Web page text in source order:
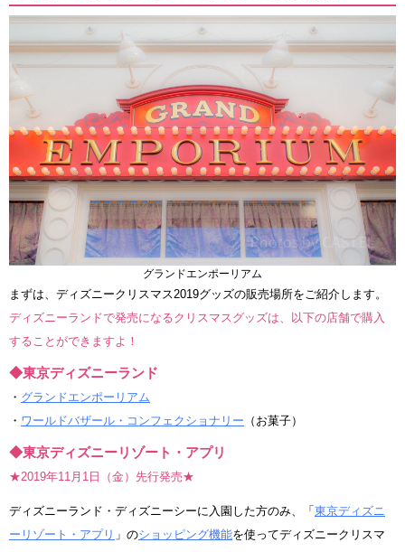
グランドエンポーリアム
まずは、ディズニークリスマス2019グッズの販売場所をご紹介します。
ディズニーランドで発売になるクリスマスグッズは、以下の店舗で購入
することができますよ！
◆東京ディズニーランド
・ グランドエンポーリアム
・ ワールドバザール・コンフェクショナリー （お菓子）
◆東京ディズニーリゾート・アプリ
★2019年11月1日（金）先行発売★
ディズニーランド・ディズニーシーに入園した方のみ、「 東京ディズニ
ーリゾート・アプリ 」のショッピング機能を使ってディズニークリスマ